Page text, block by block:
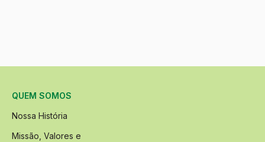
QUEM SOMOS
Nossa História
Missão, Valores e